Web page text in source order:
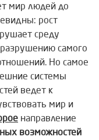
мир людей до
рост
среду
разрушению самого
Но самое
системы
ведет к
мир и
направление
возможностей